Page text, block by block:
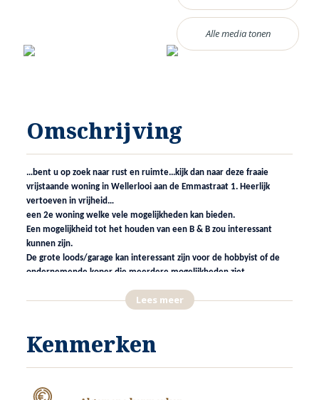
Alle media tonen
Omschrijving
…bent u op zoek naar rust en ruimte...kijk dan naar deze fraaie
vrijstaande woning in Wellerlooi aan de Emmastraat 1. Heerlijk
vertoeven in vrijheid…
een 2e woning welke vele mogelijkheden kan bieden.
Een mogelijkheid tot het houden van een B & B zou interessant
kunnen zijn.
De grote loods/garage kan interessant zijn voor de hobbyist of de
ondernemende koper die meerdere mogelijkheden ziet.
….Wellerlooi…een prettig stukje Noord Limburg…verzorgde kern en
ALGEMENE KENMERKEN
INDELING
Lees meer
Kenmerken